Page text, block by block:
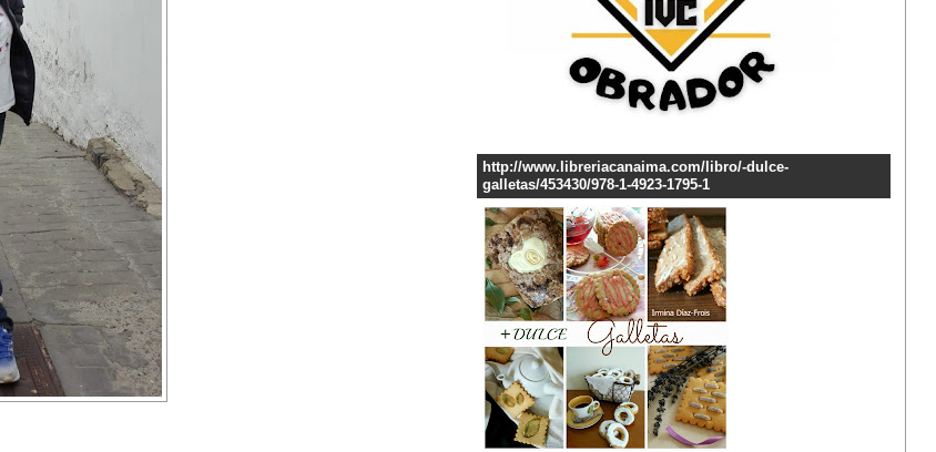
http://www.libreriacanaima.com/libro/-dulce-
galletas/453430/978-1-4923-1795-1